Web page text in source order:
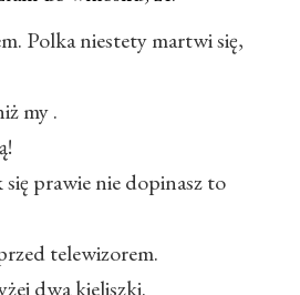
Polka niestety martwi się,
my .
prawie nie dopinasz to
telewizorem.
dwa kieliszki.